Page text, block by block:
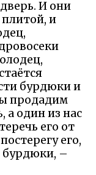
И они
и
бурдюки и
продадим
а один из нас
его от
его,
бурдюки, –